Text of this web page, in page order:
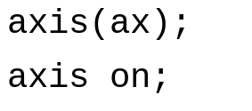
axis(ax);
axis on;